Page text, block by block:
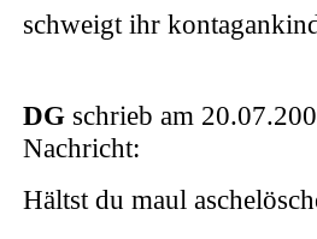
schweigt ihr
DG schrieb am
Nachricht:
Hältst du maul